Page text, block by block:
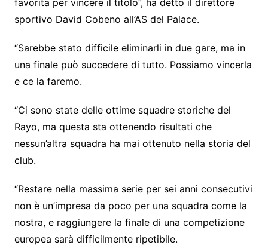
favorita per vincere il titolo”, ha detto il direttore
sportivo David Cobeno all’AS del Palace.
“Sarebbe stato difficile eliminarli in due gare, ma in
una finale può succedere di tutto. Possiamo vincerla
e ce la faremo.
“Ci sono state delle ottime squadre storiche del
Rayo, ma questa sta ottenendo risultati che
nessun’altra squadra ha mai ottenuto nella storia del
club.
“Restare nella massima serie per sei anni consecutivi
non è un’impresa da poco per una squadra come la
nostra, e raggiungere la finale di una competizione
europea sarà difficilmente ripetibile.